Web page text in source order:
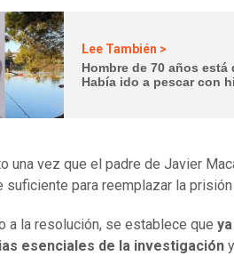
Lee También >
Hombre de 70 años
Había ido a pescar con
una vez que el padre de Javier
suficiente para reemplazar la
a la resolución, se establece que
esenciales de la investigación